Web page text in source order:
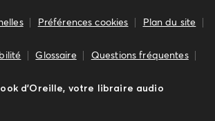
Préférences cookies Plan du site
Glossaire Questions fréquentes
d’Oreille, votre libraire audio